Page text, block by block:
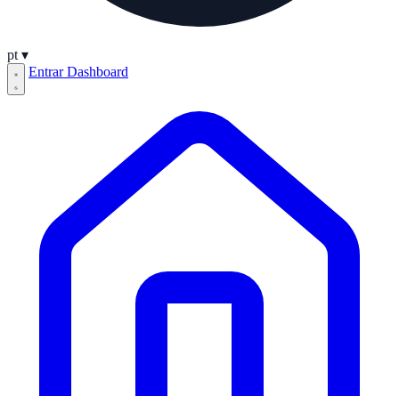
pt ▾
EntrarDashboard